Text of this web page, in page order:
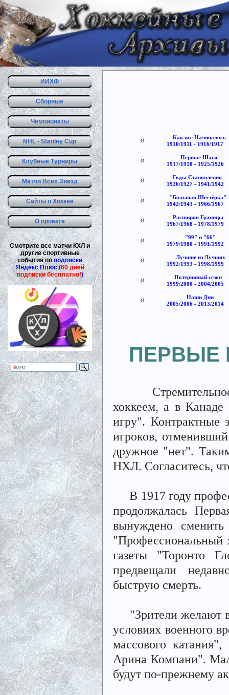
ИИХФ
Сборные
Чемпионаты
NHL - Stanley Cup
Клубные Турниры
Матчи Всех Звезд
Сайты о Хоккее
О проекте
Смотрите все матчи КХЛ и
другие спортивные
события поподписке
Яндекс Плюс (60 дней
подписки бесплатно!)
Ø
Как всё Начиналось
1910/1911 - 1916/1917
Ø
Первые Шаги
1917/1918 - 1925/1926
Ø
Годы Становления
1926/1927 - 1941/1942
Ø
"Большая
1942/1943 - 1966/1967
Ø
Расширяя Границы
1967/1968 - 1978/1979
Ø
"99" и "66"
1979/1980 - 1991/1992
Ø
Лучшие из Лучших
1992/1993 - 1998/1999
Ø
Потерянный сезон
1999/2000 - 2004/2005
Ø
Наши Дни
2005/2006 - 2013/2014
ПЕРВЫЕ
Стремительное
хоккеем, а в
игру". Контрактные
игроков,
дружное "нет".
НХЛ. Согласитесь,
В 1917 году
продолжалась
вынуждено
"Профессиональный
газеты "Торонто
предвещали
быструю смерть.
"Зрители желают
условиях военного
массового
Арина Компани".
будут по-прежнему